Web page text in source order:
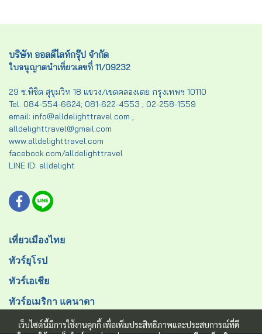
บริษัท ออลดีไลท์กรุ๊ป จำกัด
ใบอนุญาตนำเที่ยวเลขที่ 11/09232
29 ซ.พิชิต สุขุมวิท 18 แขวง/เขตคลองเตย กรุงเทพฯ 10110
Tel. 084-554-6624; 081-622-4553 ; 02-258-1559
email: info@alldelighttravel.com ;
alldelighttravel@gmail.com
www.alldelighttravel.com
facebook.com/alldelighttravel
LINE ID: alldelight
เที่ยวเมืองไทย
ทัวร์ยุโรป
ทัวร์เอเชีย
ทัวร์อเมริกา แคนาดา
เว็บไซต์นี้มีการใช้งานคุกกี้ เพื่อเพิ่มประสิทธิภาพและประสบการณ์ที่ดี